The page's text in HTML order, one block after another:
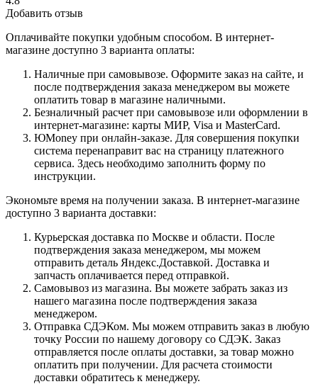
Добавить отзыв
Оплачивайте покупки удобным способом. В интернет-
магазине доступно 3 варианта оплаты:
Наличные при самовывозе. Оформите заказ на сайте, и
после подтверждения заказа менеджером вы можете
оплатить товар в магазине наличными.
Безналичный расчет при самовывозе или оформлении в
интернет-магазине: карты МИР, Visa и MasterCard.
ЮMoney при онлайн-заказе. Для совершения покупки
система перенаправит вас на страницу платежного
сервиса. Здесь необходимо заполнить форму по
инструкции.
Экономьте время на получении заказа. В интернет-магазине
доступно 3 варианта доставки:
Курьерская доставка по Москве и области. После
подтверждения заказа менеджером, мы можем
отправить деталь Яндекс.Доставкой. Доставка и
запчасть оплачивается перед отправкой.
Самовывоз из магазина. Вы можете забрать заказ из
нашего магазина после подтверждения заказа
менеджером.
Отправка СДЭКом. Мы можем отправить заказ в любую
точку России по нашему договору со СДЭК. Заказ
отправляется после оплаты доставки, за товар можно
оплатить при получении. Для расчета стоимости
доставки обратитесь к менеджеру.